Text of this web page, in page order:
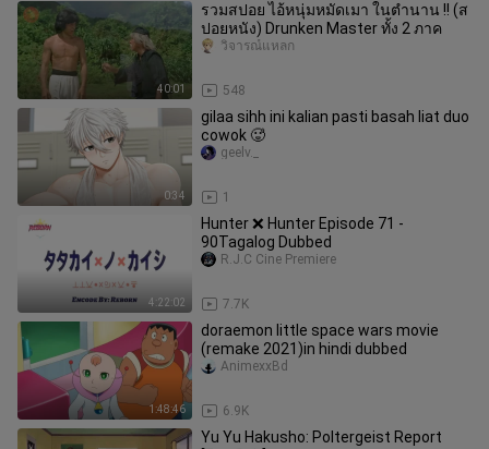
40:01
รวมสปอย ไอ้หนุ่มหมัดเมา ในตำนาน !! (ส
ปอยหนัง) Drunken Master ทั้ง 2 ภาค
548
วิจารณ์แหลก
0:34
gilaa sihh ini kalian pasti basah liat duo
cowok 🥵
1
geelv._
4:22:02
Hunter ❌ Hunter Episode 71 -
90Tagalog Dubbed
7.7K
R.J.C Cine Premiere
1:48:46
doraemon little space wars movie
(remake 2021)in hindi dubbed
6.9K
AnimexxBd
Yu Yu Hakusho: Poltergeist Report